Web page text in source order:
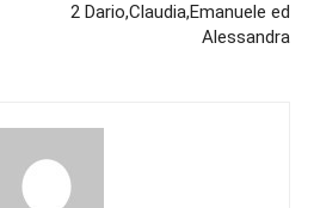
2 Dario,Claudia,Emanuele ed
Alessandra